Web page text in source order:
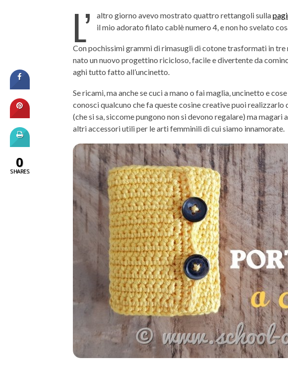
L’ altro giorno avevo mostrato quattro rettangoli sulla
il mio adorato filato cablè numero 4, e non ho svelato
Con pochissimi grammi di rimasugli di cotone trasformati in
nato un nuovo progettino ricicloso, facile e divertente da
aghi tutto fatto all’uncinetto.
Se ricami, ma anche se cuci a mano o fai maglia, uncinetto e
conosci qualcuno che fa queste cosine creative puoi realizzarlo
(che si sa, siccome pungono non si devono regalare) ma
altri accessori utili per le arti femminili di cui siamo innamorate.
0
SHARES